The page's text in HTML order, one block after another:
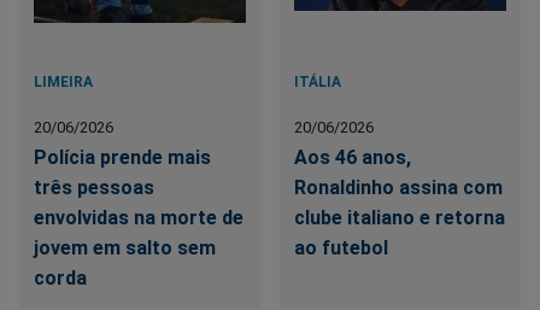
LIMEIRA
20/06/2026
Polícia prende mais
três pessoas
envolvidas na morte de
jovem em salto sem
corda
ITÁLIA
20/06/2026
Aos 46 anos,
Ronaldinho assina com
clube italiano e retorna
ao futebol